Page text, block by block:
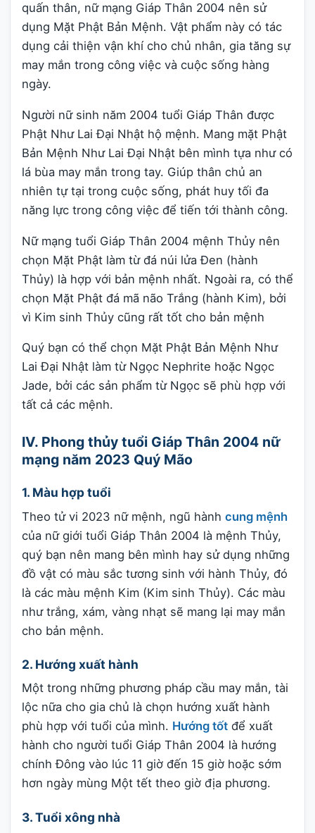
quấn thân, nữ mạng Giáp Thân 2004 nên sử
dụng Mặt Phật Bản Mệnh. Vật phẩm này có tác
dụng cải thiện vận khí cho chủ nhân, gia tăng sự
may mắn trong công việc và cuộc sống hàng
ngày.
Người nữ sinh năm 2004 tuổi Giáp Thân được
Phật Như Lai Đại Nhật hộ mệnh. Mang mặt Phật
Bản Mệnh Như Lai Đại Nhật bên mình tựa như có
lá bùa may mắn trong tay. Giúp thân chủ an
nhiên tự tại trong cuộc sống, phát huy tối đa
năng lực trong công việc để tiến tới thành công.
Nữ mạng tuổi Giáp Thân 2004 mệnh Thủy nên
chọn Mặt Phật làm từ đá núi lửa Đen (hành
Thủy) là hợp với bản mệnh nhất. Ngoài ra, có thể
chọn Mặt Phật đá mã não Trắng (hành Kim), bởi
vì Kim sinh Thủy cũng rất tốt cho bản mệnh
Quý bạn có thể chọn Mặt Phật Bản Mệnh Như
Lai Đại Nhật làm từ Ngọc Nephrite hoặc Ngọc
Jade, bởi các sản phẩm từ Ngọc sẽ phù hợp với
tất cả các mệnh.
IV. Phong thủy tuổi Giáp Thân 2004 nữ
mạng năm 2023 Quý Mão
1. Màu hợp tuổi
Theo tử vi 2023 nữ mệnh, ngũ hành cung mệnh
của nữ giới tuổi Giáp Thân 2004 là mệnh Thủy,
quý bạn nên mang bên mình hay sử dụng những
đồ vật có màu sắc tương sinh với hành Thủy, đó
là các màu mệnh Kim (Kim sinh Thủy). Các màu
như trắng, xám, vàng nhạt sẽ mang lại may mắn
cho bản mệnh.
2. Hướng xuất hành
Một trong những phương pháp cầu may mắn, tài
lộc nữa cho gia chủ là chọn hướng xuất hành
phù hợp với tuổi của mình. Hướng tốt để xuất
hành cho người tuổi Giáp Thân 2004 là hướng
chính Đông vào lúc 11 giờ đến 15 giờ hoặc sớm
hơn ngày mùng Một tết theo giờ địa phương.
3. Tuổi xông nhà